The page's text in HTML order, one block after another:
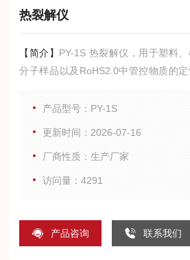
热裂解仪
【简介】 PY-1S 热裂解仪，用于塑料
分子样品以及RoHS2.0中管控物质的定
C/GCMS配合使用。
产品型号：PY-1S
更新时间：2026-07-16
厂商性质：生产厂家
访问量：4291
产品咨询 联系我们